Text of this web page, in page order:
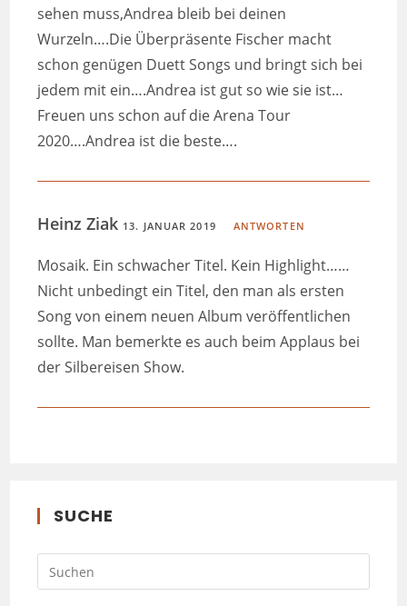
sehen muss,Andrea bleib bei deinen
Wurzeln….Die Überpräsente Fischer macht
schon genügen Duett Songs und bringt sich bei
jedem mit ein….Andrea ist gut so wie sie ist…
Freuen uns schon auf die Arena Tour
2020….Andrea ist die beste….
Heinz Ziak 13. JANUAR 2019 ANTWORTEN
Mosaik. Ein schwacher Titel. Kein Highlight……
Nicht unbedingt ein Titel, den man als ersten
Song von einem neuen Album veröffentlichen
sollte. Man bemerkte es auch beim Applaus bei
der Silbereisen Show.
SUCHE